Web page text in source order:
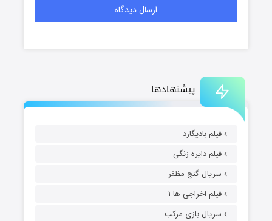
پیشنهادها
فیلم بادیگارد
فیلم دایره زنگی
سریال گنج مظفر
فیلم اخراجی ها ۱
سریال بازی مرکب